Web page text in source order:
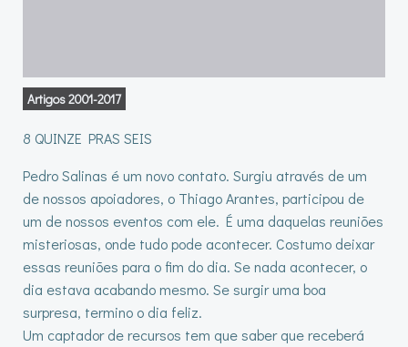
Artigos 2001-2017
8 QUINZE PRAS SEIS
Pedro Salinas é um novo contato. Surgiu através de um
de nossos apoiadores, o Thiago Arantes, participou de
um de nossos eventos com ele. É uma daquelas reuniões
misteriosas, onde tudo pode acontecer. Costumo deixar
essas reuniões para o fim do dia. Se nada acontecer, o
dia estava acabando mesmo. Se surgir uma boa
surpresa, termino o dia feliz.
Um captador de recursos tem que saber que receberá